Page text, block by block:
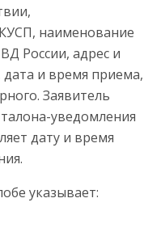
наименование
России, адрес и
и время приема,
Заявитель
уведомления
дату и время
указывает: